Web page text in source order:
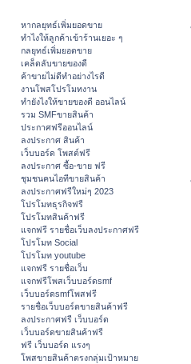
หากลยุทธ์เพิ่มยอดขาย
ทําไงให้ลูกค้าเข้าร้านเยอะ ๆ
กลยุทธ์เพิ่มยอดขาย
เคล็ดลับขายของดี
ค้าขายไม่ดีทำอย่างไรดี
งานโพสโปรโมทงาน
ทํายังไงให้ขายของดี ออนไลน์
รวม SMFขายสินค้า
ประกาศฟรีออนไลน์
ลงประกาศ สินค้า
เว็บบอร์ด โพสต์ฟรี
ลงประกาศ ซื้อ-ขาย ฟรี
ชุมชนคนไอทีขายสินค้า
ลงประกาศฟรีใหม่ๆ 2023
โปรโมทธุรกิจฟรี
โปรโมทสินค้าฟรี
แจกฟรี รายชื่อเว็บลงประกาศฟรี
โปรโมท Social
โปรโมท youtube
แจกฟรี รายชื่อเว็บ
แจกฟรีโพสเว็บบอร์ดsmf
เว็บบอร์ดsmfโพสฟรี
รายชื่อเว็บบอร์ดขายสินค้าฟรี
ลงประกาศฟรี เว็บบอร์ด
เว็บบอร์ดขายสินค้าฟรี
ฟรี เว็บบอร์ด แรงๆ
โพสขายสินค้าตรงกลุ่มเป้าหมาย